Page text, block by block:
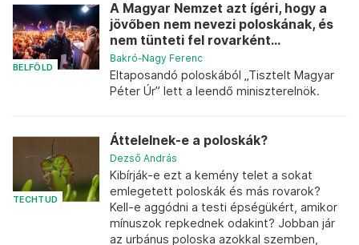
BELFÖLD
A Magyar Nemzet azt ígéri, hogy a
jövőben nem nevezi poloskának, és
nem tünteti fel rovarként...
Bakró-Nagy Ferenc
Eltaposandó poloskából „Tisztelt Magyar
Péter Úr” lett a leendő miniszterelnök.
TECHTUD
Áttelelnek-e a poloskák?
Dezső András
Kibírják-e ezt a kemény telet a sokat
emlegetett poloskák és más rovarok?
Kell-e aggódni a testi épségükért, amikor
mínuszok repkednek odakint? Jobban jár
az urbánus poloska azokkal szemben,